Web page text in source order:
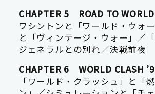
CHAPTER 5 ROAD TO WORLD
ワシントンと「ワールド・ウォ
と「ヴィンテージ・ウォー」／
ジェネラルとの別れ／決戦前夜
CHAPTER 6 WORLD CLASH
「ワールド・クラッシュ」と「